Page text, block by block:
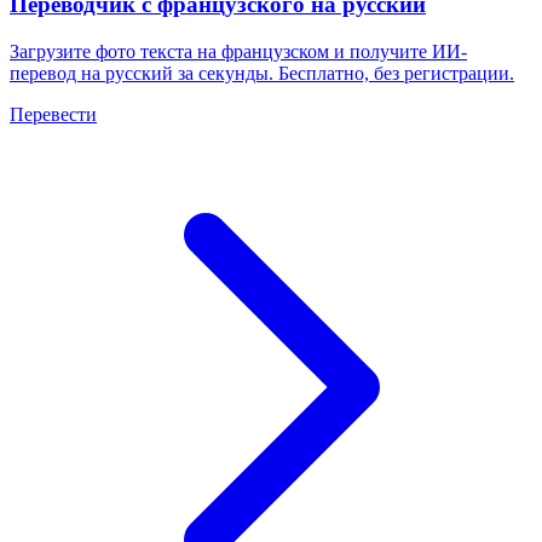
Загрузите фото текста на французском и получите ИИ-
перевод на русский за секунды. Бесплатно, без регистрации.
Перевести